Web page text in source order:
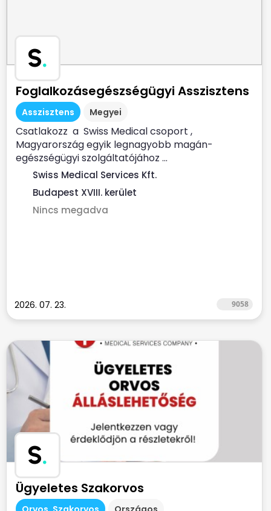
S.
Foglalkozásegészségügyi Asszisztens
Asszisztens Megyei
Csatlakozz a Swiss Medical csoport ,
Magyarország egyik legnagyobb magán-
egészségügyi szolgáltatójához ...
Swiss Medical Services Kft.
Budapest XVIII. kerület
Nincs megadva
2026. 07. 23. 9058
S.
Ügyeletes Szakorvos